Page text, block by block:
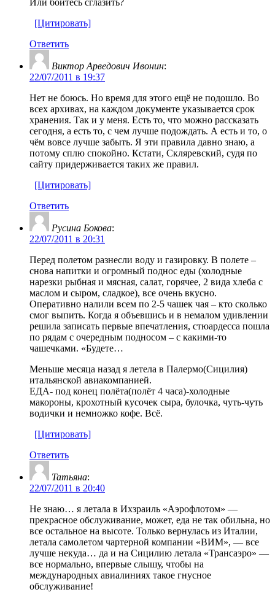
[Цитировать]
Ответить
Виктор Арведович Ивонин:
22/07/2011 в 19:37
Нет не боюсь. Но время для этого ещё не подошло. Во
всех архивах, на каждом документе указывается срок
хранения. Так и у меня. Есть то, что можно рассказать
сегодня, а есть то, с чем лучше подождать. А есть и то, о
чём вовсе лучше забыть. Я эти правила давно знаю, а
потому сплю спокойно. Кстати, Скляревский, судя по
сайту придерживается таких же правил.
[Цитировать]
Ответить
Русина Бокова:
22/07/2011 в 20:31
Перед полетом разнесли воду и газировку. В полете –
снова напитки и огромный поднос еды (холодные
нарезки рыбная и мясная, салат, горячее, 2 вида хлеба с
маслом и сыром, сладкое), все очень вкусно.
Оперативно налили всем по 2-5 чашек чая – кто сколько
смог выпить. Когда я объевшись и в немалом удивлении
решила записать первые впечатления, стюардесса пошла
по рядам с очередным подносом – с какими-то
чашечками. «Будете…
Меньше месяца назад я летела в Палермо(Сицилия)
итальянской авиакомпанией.
ЕДА- под конец полёта(полёт 4 часа)-холодные
макороны, крохотный кусочек сыра, булочка, чуть-чуть
водички и немножко кофе. Всё.
[Цитировать]
Ответить
Татьяна:
22/07/2011 в 20:40
Не знаю… я летала в Ихзраиль «Аэрофлотом» —
прекрасное обслуживание, может, еда не так обильна, но
все остальное на высоте. Только вернулась из Италии,
летала самолетом чартерной компании «ВИМ», — все
лучше некуда… да и на Сицилию летала «Трансаэро» —
все нормально, впервые слышу, чтобы на
международных авиалиниях такое гнусное
обслуживание!